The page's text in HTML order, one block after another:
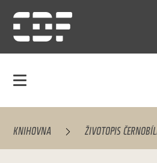
KNIHOVNA ŽIVOTOPIS